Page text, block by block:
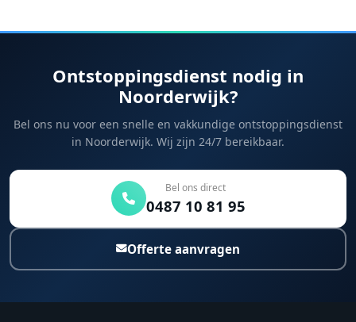
Ontstoppingsdienst nodig in
Noorderwijk?
Bel ons nu voor een snelle en vakkundige ontstoppingsdienst
in Noorderwijk. Wij zijn 24/7 bereikbaar.
Bel ons direct
0487 10 81 95
Offerte aanvragen